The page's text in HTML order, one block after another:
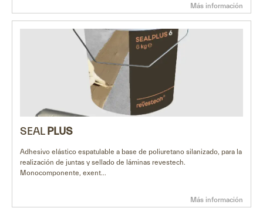
Más información
SEAL PLUS
Adhesivo elástico espatulable a base de poliuretano silanizado, para la
realización de juntas y sellado de láminas revestech.
Monocomponente, exent...
Más información